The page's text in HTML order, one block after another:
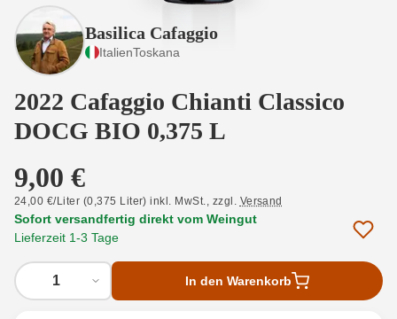
Basilica Cafaggio
ItalienToskana
2022 Cafaggio Chianti Classico
DOCG BIO 0,375 L
9,00 €
24,00 €/Liter (0,375 Liter) inkl. MwSt., zzgl. Versand
Sofort versandfertig direkt vom Weingut
Lieferzeit 1-3 Tage
1 In den Warenkorb